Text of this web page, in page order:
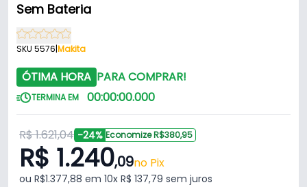
Sem Bateria
SKU 5576|Makita
ÓTIMA HORA PARA COMPRAR!
TERMINA EM 00:00:00.000
R$ 1.621,04 -24% Economize R$380,95
R$ 1.240,09no Pix
ou R$1.377,88 em 10x R$ 137,79 sem juros